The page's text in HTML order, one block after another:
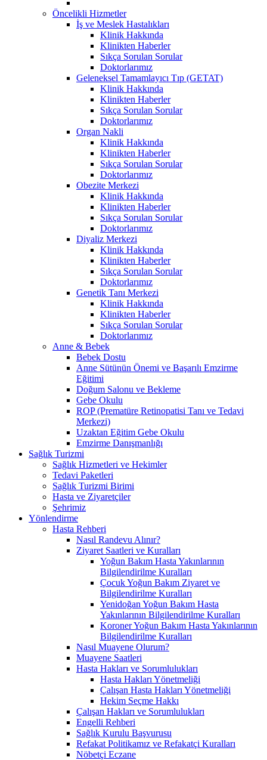
Öncelikli Hizmetler
İş ve Meslek Hastalıkları
Klinik Hakkında
Klinikten Haberler
Sıkça Sorulan Sorular
Doktorlarımız
Geleneksel Tamamlayıcı Tıp (GETAT)
Klinik Hakkında
Klinikten Haberler
Sıkça Sorulan Sorular
Doktorlarımız
Organ Nakli
Klinik Hakkında
Klinikten Haberler
Sıkça Sorulan Sorular
Doktorlarımız
Obezite Merkezi
Klinik Hakkında
Klinikten Haberler
Sıkça Sorulan Sorular
Doktorlarımız
Diyaliz Merkezi
Klinik Hakkında
Klinikten Haberler
Sıkça Sorulan Sorular
Doktorlarımız
Genetik Tanı Merkezi
Klinik Hakkında
Klinikten Haberler
Sıkça Sorulan Sorular
Doktorlarımız
Anne & Bebek
Bebek Dostu
Anne Sütünün Önemi ve Başarılı Emzirme
Eğitimi
Doğum Salonu ve Bekleme
Gebe Okulu
ROP (Prematüre Retinopatisi Tanı ve Tedavi
Merkezi)
Uzaktan Eğitim Gebe Okulu
Emzirme Danışmanlığı
Sağlık Turizmi
Sağlık Hizmetleri ve Hekimler
Tedavi Paketleri
Sağlık Turizmi Birimi
Hasta ve Ziyaretçiler
Şehrimiz
Yönlendirme
Hasta Rehberi
Nasıl Randevu Alınır?
Ziyaret Saatleri ve Kuralları
Yoğun Bakım Hasta Yakınlarının
Bilgilendirilme Kuralları
Çocuk Yoğun Bakım Ziyaret ve
Bilgilendirilme Kuralları
Yenidoğan Yoğun Bakım Hasta
Yakınlarının Bilgilendirilme Kuralları
Koroner Yoğun Bakım Hasta Yakınlarının
Bilgilendirilme Kuralları
Nasıl Muayene Olurum?
Muayene Saatleri
Hasta Hakları ve Sorumlulukları
Hasta Hakları Yönetmeliği
Çalışan Hasta Hakları Yönetmeliği
Hekim Seçme Hakkı
Çalışan Hakları ve Sorumlulukları
Engelli Rehberi
Sağlık Kurulu Başvurusu
Refakat Politikamız ve Refakatçi Kuralları
Nöbetçi Eczane